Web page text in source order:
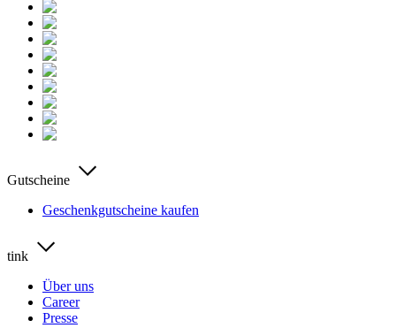
Gutscheine
Geschenkgutscheine kaufen
tink
Über uns
Career
Presse